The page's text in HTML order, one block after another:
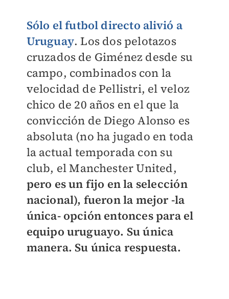
Sólo el futbol directo alivió a
Uruguay. Los dos pelotazos
cruzados de Giménez desde su
campo, combinados con la
velocidad de Pellistri, el veloz
chico de 20 años en el que la
convicción de Diego Alonso es
absoluta (no ha jugado en toda
la actual temporada con su
club, el Manchester United,
pero es un fijo en la selección
nacional), fueron la mejor -la
única- opción entonces para el
equipo uruguayo. Su única
manera. Su única respuesta.